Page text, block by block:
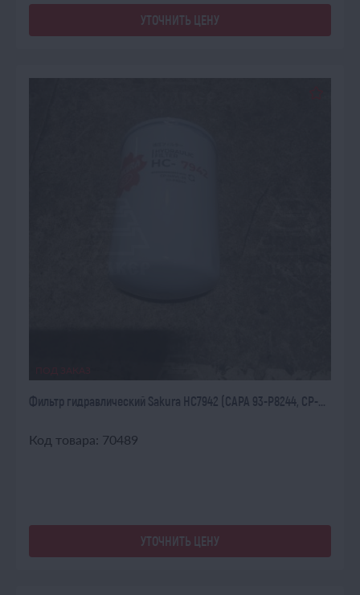
УТОЧНИТЬ ЦЕНУ
ПОД ЗАКАЗ
Фильтр гидравлический Sakura HC7942 (CAPA 93-P8244, CP-...
Код товара: 70489
УТОЧНИТЬ ЦЕНУ